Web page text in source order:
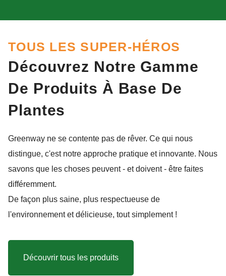
TOUS LES SUPER-HÉROS
Découvrez Notre Gamme
De Produits À Base De
Plantes
Greenway ne se contente pas de rêver. Ce qui nous
distingue, c'est notre approche pratique et innovante. Nous
savons que les choses peuvent - et doivent - être faites
différemment.
De façon plus saine, plus respectueuse de
l'environnement et délicieuse, tout simplement !
Découvrir tous les produits